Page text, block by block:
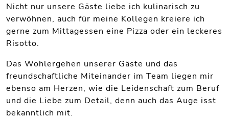
Nicht nur unsere Gäste liebe ich kulinarisch zu
verwöhnen, auch für meine Kollegen kreiere ich
gerne zum Mittagessen eine Pizza oder ein leckeres
Risotto.
Das Wohlergehen unserer Gäste und das
freundschaftliche Miteinander im Team liegen mir
ebenso am Herzen, wie die Leidenschaft zum Beruf
und die Liebe zum Detail, denn auch das Auge isst
bekanntlich mit.